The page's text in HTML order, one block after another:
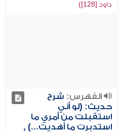
داود [128])
الفهرس: شرح
حديث: (لو أني
استقبلت من أمري ما
استدبرت ما أهديت...) ,